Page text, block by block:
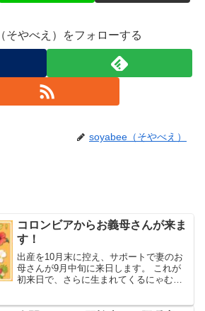
そやべえ）をフォローする
soyabee（そやべえ）
コロンビアからお義母さんが来ま
す！
出産を10月末に控え、サポートで妻のお
母さんが9月中旬に来日します。 これが
初来日で、さらに生まれてくるにゃむが